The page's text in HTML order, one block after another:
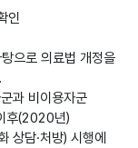
인
으로 의료법 개정을
다.
과 비이용자군
후(2020년)
상담·처방) 시행에